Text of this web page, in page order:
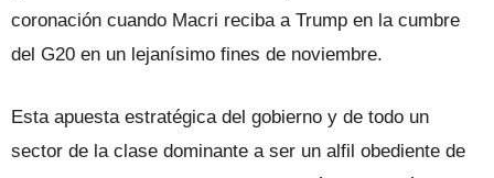
coronación cuando Macri reciba a Trump en la cumbre
del G20 en un lejanísimo fines de noviembre.
Esta apuesta estratégica del gobierno y de todo un
sector de la clase dominante a ser un alfil obediente de